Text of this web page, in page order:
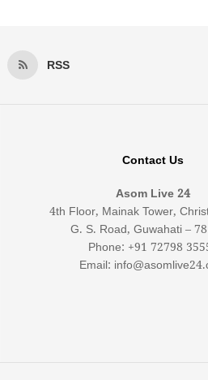
RSS
Contact Us
Asom Live 24
4th Floor, Mainak Tower,
G. S. Road, Guwahati –
Phone: +91 72798
Email: